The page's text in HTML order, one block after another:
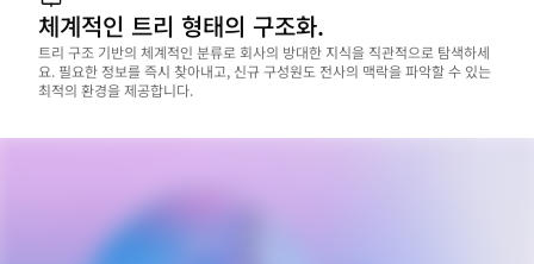
체계적인 트리 형태의 구조화.
트리 구조 기반의 체계적인 분류로 회사의 방대한 지식을 직관적으로 탐색하세
요. 필요한 정보를 즉시 찾아내고, 신규 구성원도 전사의 맥락을 파악할 수 있는
최적의 환경을 제공합니다.